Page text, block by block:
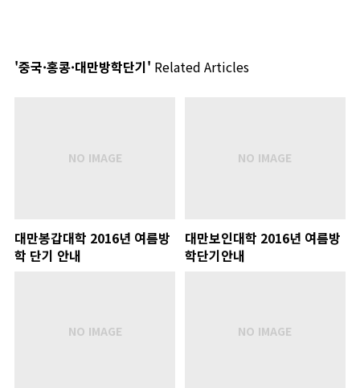
'중국·홍콩·대만방학단기' Related Articles
대만봉갑대학 2016년 여름방
학 단기 안내
대만보인대학 2016년 여름방
학단기안내